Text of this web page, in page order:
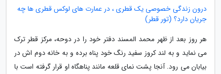
درون زندگی خصوصی یک قطری ، در عمارت های لوکس قطری ها چه
جریان دارد؟ (تور قطر)
هر روز بعد از ظهر محمد المسند دفتر خود را در دوحه، مرکز قطر ترک
می نماید و به لند کروز سفید رنگ خود پناه برده و به خانه دوم اش در
بیابان می رود. آنجا پشت نمای قلعه مانند پناهگاه او قرار گرفته است با